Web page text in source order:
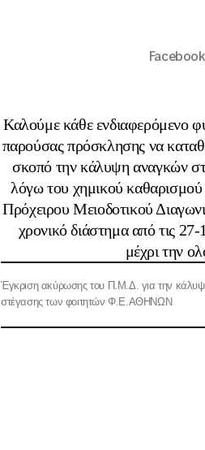
Καλούμε κάθε ενδιαφερόμενο
παρούσας πρόσκλησης να
σκοπό την κάλυψη αναγκών
λόγω του χημικού καθαρισμού
Πρόχειρου Μειοδοτικού
χρονικό διάστημα από τις
μέχρι την
Έγκριση ακύρωσης του Π.Μ.Δ. για την
στέγασης των φοιτητών Φ.Ε.ΑΘΗΝΩΝ